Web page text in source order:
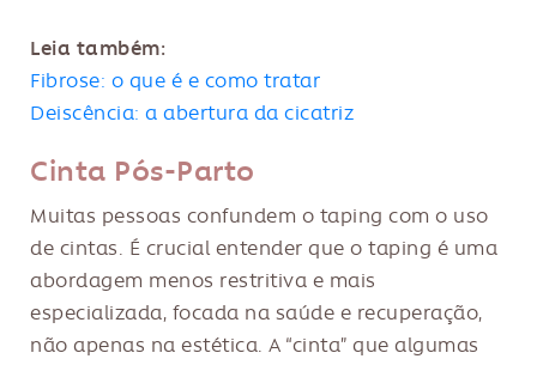
Leia também:
Fibrose: o que é e como tratar
Deiscência: a abertura da cicatriz
Cinta Pós-Parto
Muitas pessoas confundem o taping com o uso
de cintas. É crucial entender que o taping é uma
abordagem menos restritiva e mais
especializada, focada na saúde e recuperação,
não apenas na estética. A “cinta” que algumas